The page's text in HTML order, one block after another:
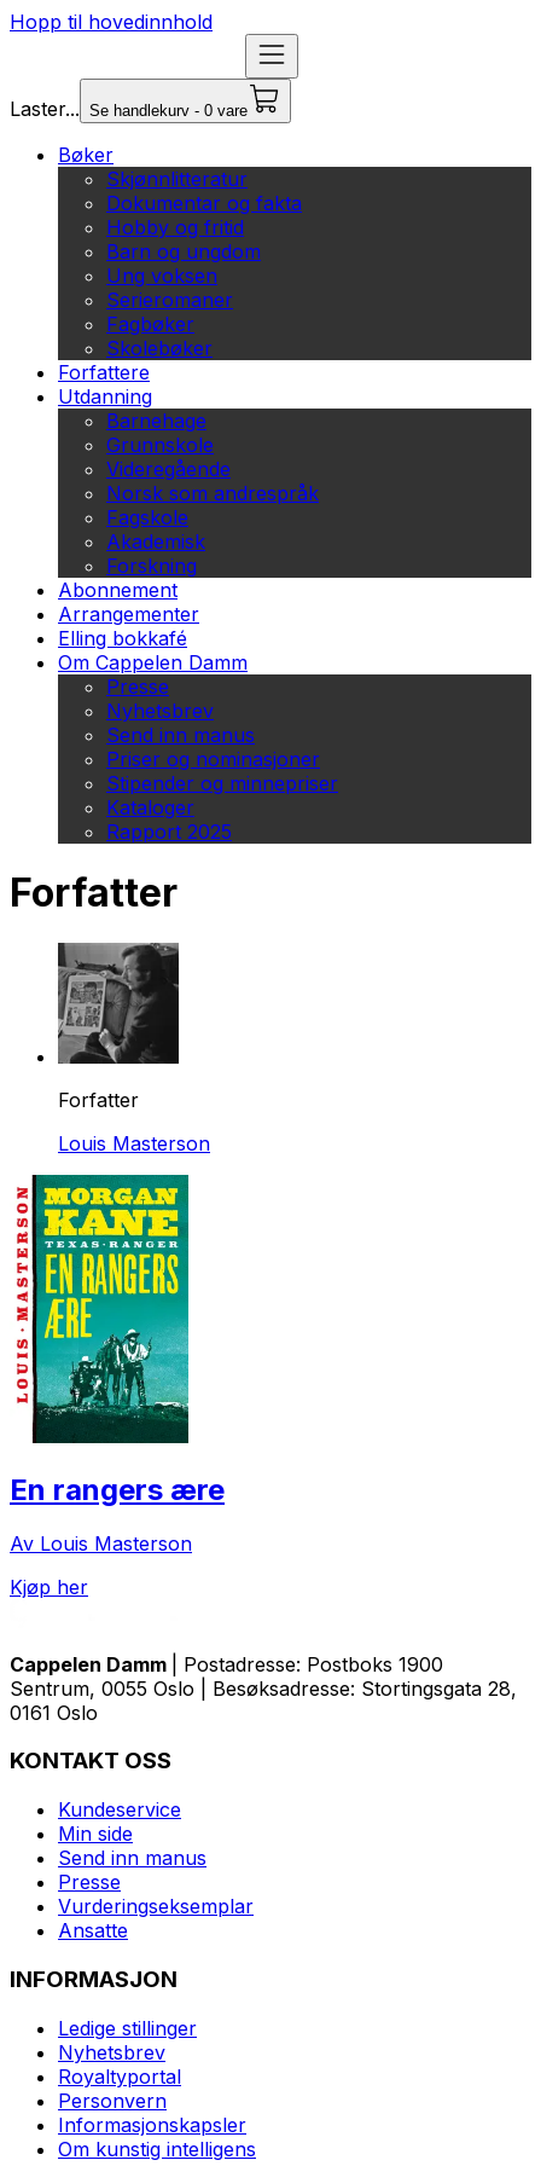
Hopp til hovedinnhold
Laster... Se handlekurv - 0 vare
Bøker
Skjønnlitteratur
Dokumentar og fakta
Hobby og fritid
Barn og ungdom
Ung voksen
Serieromaner
Fagbøker
Skolebøker
Forfattere
Utdanning
Barnehage
Grunnskole
Videregående
Norsk som andrespråk
Fagskole
Akademisk
Forskning
Abonnement
Arrangementer
Elling bokkafé
Om Cappelen Damm
Presse
Nyhetsbrev
Send inn manus
Priser og nominasjoner
Stipender og minnepriser
Kataloger
Rapport 2025
Forfatter
Forfatter
Louis Masterson
En rangers ære
Av Louis Masterson
Kjøp her
Cappelen Damm
| Postadresse: Postboks 1900
Sentrum, 0055 Oslo | Besøksadresse: Stortingsgata 28,
0161 Oslo
KONTAKT OSS
Kundeservice
Min side
Send inn manus
Presse
Vurderingseksemplar
Ansatte
INFORMASJON
Ledige stillinger
Nyhetsbrev
Royaltyportal
Personvern
Informasjonskapsler
Om kunstig intelligens